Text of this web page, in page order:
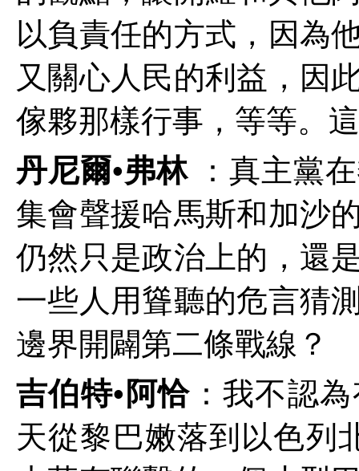
以負責任的方式，因為
又關心人民的利益，因
傢夥那樣行事，等等。
丹尼爾•弗林：真主黨
集會聲援哈馬斯和加沙
仍然只是政治上的，還
一些人用聳聽的危言猜
邊界開闢第二條戰線？
吉伯特•阿恰 ：我不認
天從黎巴嫩落到以色列